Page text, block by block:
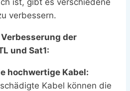
verbessern.
der
und Sat1:
hochwertige Kabel:
Kabel können die